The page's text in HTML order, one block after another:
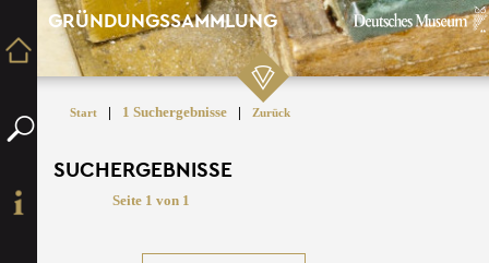
GRÜNDUNGSSAMMLUNG
Start | 1 Suchergebnisse | Zurück
SUCHERGEBNISSE
Seite 1 von 1